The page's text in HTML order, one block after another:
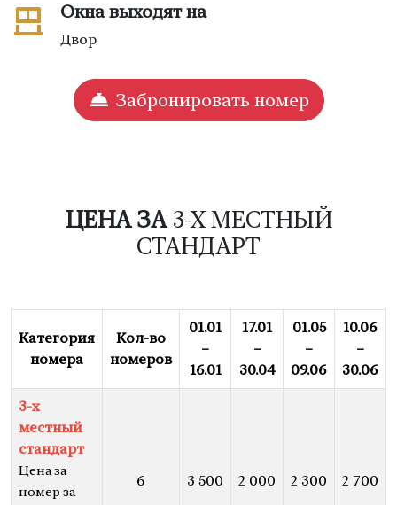
Окна выходят на
Двор
Забронировать номер
ЦЕНА ЗА3-Х МЕСТНЫЙ
СТАНДАРТ
Категория
номера
Кол-во
номеров
01.01
–
16.01
17.01
–
30.04
01.05
–
09.06
10.06
–
30.06
3-х
местный
стандарт
Цена за
номер за
6 3 500 2 000 2 300 2 700